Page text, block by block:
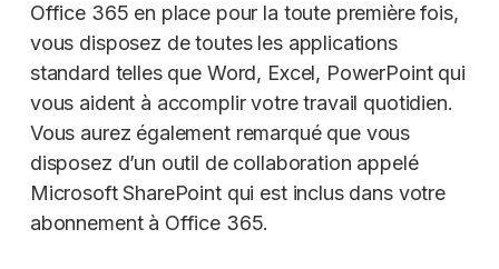
Office 365 en place pour la toute première fois,
vous disposez de toutes les applications
standard telles que Word, Excel, PowerPoint qui
vous aident à accomplir votre travail quotidien.
Vous aurez également remarqué que vous
disposez d’un outil de collaboration appelé
Microsoft SharePoint qui est inclus dans votre
abonnement à Office 365.